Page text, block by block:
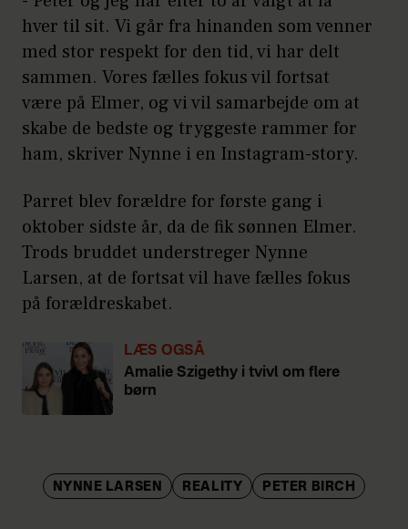
hver til sit. Vi går fra hinanden som venner
med stor respekt for den tid, vi har delt
sammen. Vores fælles fokus vil fortsat
være på Elmer, og vi vil samarbejde om at
skabe de bedste og tryggeste rammer for
ham, skriver Nynne i en Instagram-story.
Parret blev forældre for første gang i
oktober sidste år, da de fik sønnen Elmer.
Trods bruddet understreger Nynne
Larsen, at de fortsat vil have fælles fokus
på forældreskabet.
LÆS OGSÅ
Amalie Szigethy i tvivl om flere
børn
NYNNE LARSEN REALITY PETER BIRCH